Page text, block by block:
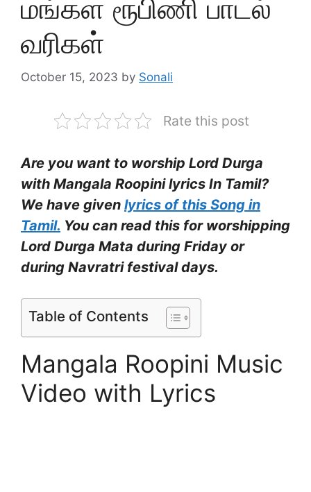
மங்கள ரூபிணி பாடல்
வரிகள்
October 15, 2023 by Sonali
Rate this post
Are you want to worship Lord Durga
with Mangala Roopini lyrics In Tamil?
We have given lyrics of this Song in
Tamil. You can read this for worshipping
Lord Durga Mata during Friday or
during Navratri festival days.
Table of Contents
Mangala Roopini Music
Video with Lyrics